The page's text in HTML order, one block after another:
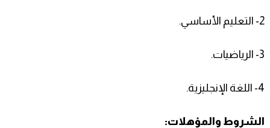
2- التعليم الأساسي.
3- الرياضيات.
4- اللغة الإنجليزية.
الشروط والمؤهلات: